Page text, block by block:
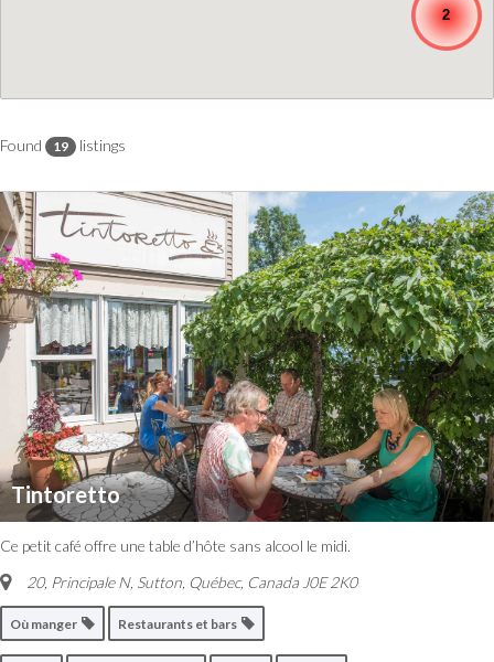
2
Found 19 listings
Tintoretto
Ce petit café offre une table d’hôte sans alcool le midi.
20, Principale N, Sutton Québec, Canada J0E 2K0
Où manger Restaurants et bars